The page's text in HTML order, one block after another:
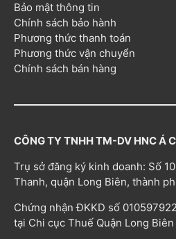
Bảo mật thông tin
Chính sách bảo hành
Phương thức thanh toán
Phương thức vận chuyển
Chính sách bán hàng
CÔNG TY TNHH TM-DV HNC Á
Trụ sở đăng ký kinh doanh: Số
Thanh, quận Long Biên, thành
Chứng nhận ĐKKD số
tại Chi cục Thuế Quận Long Biên